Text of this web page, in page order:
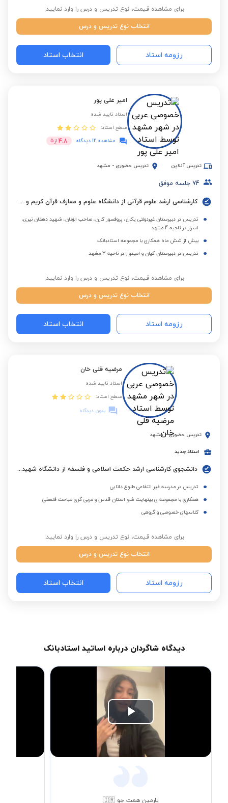
برای مشاهده قیمت، نوع تدریس و درس را وارد نمایید:
انتخاب نوع تدریس و درس
رزومه استاد انتخاب استاد
امیر علی پور
استاد تایید شده
سطح استاد:
مشاهده 12 دیدگاه
4.8 از 5
تدریس آنلاین تدریس حضوری - مشهد
74 جلسه موفق
کارشناسی ارشد علوم قرآنی از دانشگاه علوم و معارف قرآن کریم و معلم آموزش و پرورش
تدریس در دبیرستان غیردولتی یکان، پروفسور کارن، صاحب الزمان، شهید دهقان نیری،
اسرار در ناحیه 4 مشهد
بیش از شش ماه همکاری با مجموعه استادبانک
تدریس در دبیرستان کیان و امیدوار در ناحیه 3 مشهد
برای مشاهده قیمت، نوع تدریس و درس را وارد نمایید:
انتخاب نوع تدریس و درس
رزومه استاد انتخاب استاد
مرضیه قلی خان
استاد تایید شده
سطح استاد:
بدون دیدگاه
تدریس حضوری - مشهد
استاد جدید
دانشجوی کارشناسی ارشد حکمت اسلامی و فلسفه از دانشگاه شهید مطهری
تدریس در مدرسه غیر انتفاعی طلوع دانایی
همکاری با مجموعه‌ ی بینهایت شو استان قدس و مربی گری مباحث فلسفی
کلاسهای خصوصی و گروهی
برای مشاهده قیمت، نوع تدریس و درس را وارد نمایید:
انتخاب نوع تدریس و درس
رزومه استاد انتخاب استاد
دیدگاه شاگردان درباره اساتید استادبانک
Play
Video
پارمین همت جو 🇮🇷